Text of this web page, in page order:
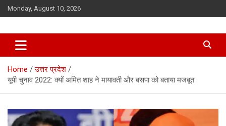
Skip
to
Monday, August 10, 2026
Home
उत्तर प्रदेश
यूपी चुनाव 2022: क्यों अमित शाह ने मायावती और बसपा को बताया मजबूत